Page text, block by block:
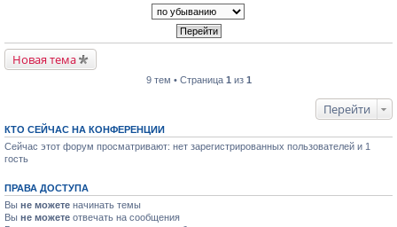
Новая тема
9 тем • Страница 1 из 1
Перейти
КТО СЕЙЧАС НА КОНФЕРЕНЦИИ
Сейчас этот форум просматривают: нет зарегистрированных пользователей и 1
гость
ПРАВА ДОСТУПА
Вы не можете начинать темы
Вы не можете отвечать на сообщения